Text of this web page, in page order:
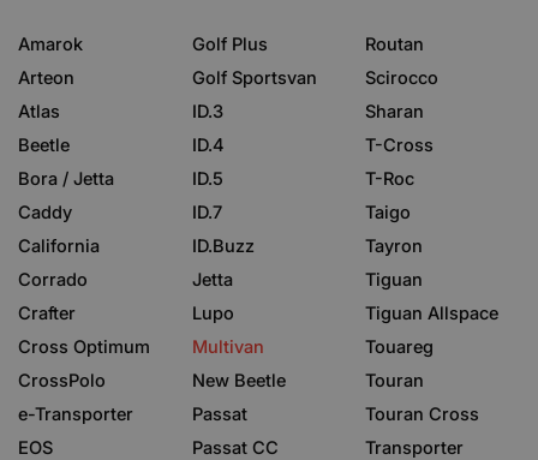
Amarok
Arteon
Atlas
Beetle
Bora / Jetta
Caddy
California
Corrado
Crafter
Cross Optimum
CrossPolo
e-Transporter
EOS
Golf Plus
Golf Sportsvan
ID.3
ID.4
ID.5
ID.7
ID.Buzz
Jetta
Lupo
Multivan
New Beetle
Passat
Passat CC
Routan
Scirocco
Sharan
T-Cross
T-Roc
Taigo
Tayron
Tiguan
Tiguan Allspace
Touareg
Touran
Touran Cross
Transporter